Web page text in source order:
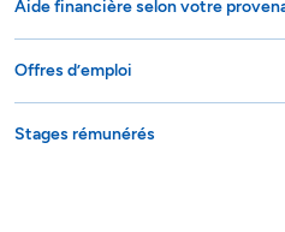
Aide financière selon votre
Offres d’emploi
Stages rémunérés